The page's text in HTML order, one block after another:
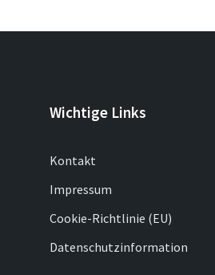
Wichtige Links
Kontakt
Impressum
Cookie-Richtlinie (EU)
Datenschutzinformation